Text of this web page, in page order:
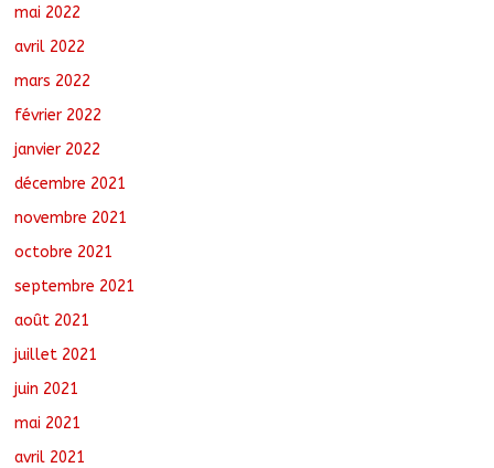
mai 2022
avril 2022
mars 2022
février 2022
janvier 2022
décembre 2021
novembre 2021
octobre 2021
septembre 2021
août 2021
juillet 2021
juin 2021
mai 2021
avril 2021